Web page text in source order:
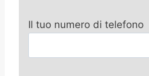
Il tuo numero di telefono